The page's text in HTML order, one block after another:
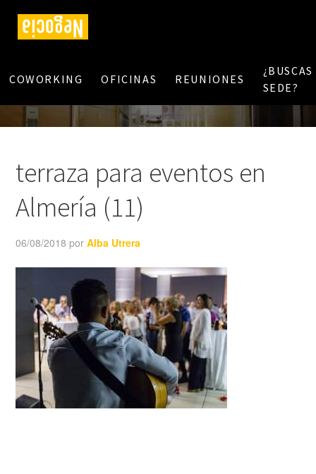
COWORKING OFICINAS REUNIONES
¿BUSCAS
SEDE?
terraza para eventos en
Almería (11)
06/08/2018 porAlba Utrera